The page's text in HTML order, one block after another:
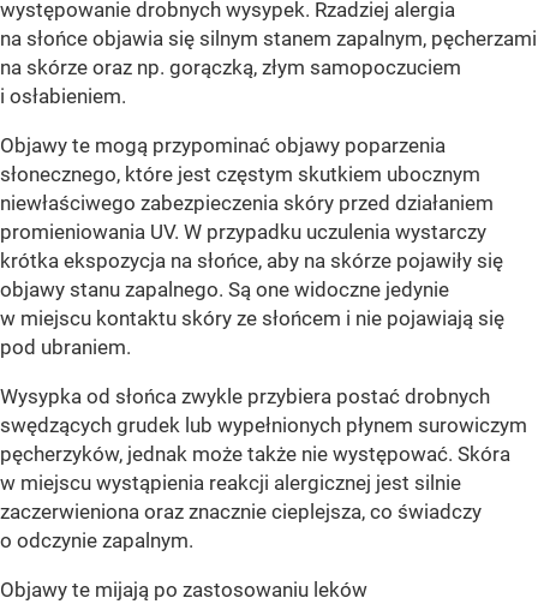
występowanie drobnych wysypek. Rzadziej alergia
na słońce objawia się silnym stanem zapalnym, pęcherzami
na skórze oraz np. gorączką, złym samopoczuciem
i osłabieniem.
Objawy te mogą przypominać objawy poparzenia
słonecznego, które jest częstym skutkiem ubocznym
niewłaściwego zabezpieczenia skóry przed działaniem
promieniowania UV. W przypadku uczulenia wystarczy
krótka ekspozycja na słońce, aby na skórze pojawiły się
objawy stanu zapalnego. Są one widoczne jedynie
w miejscu kontaktu skóry ze słońcem i nie pojawiają się
pod ubraniem.
Wysypka od słońca zwykle przybiera postać drobnych
swędzących grudek lub wypełnionych płynem surowiczym
pęcherzyków, jednak może także nie występować. Skóra
w miejscu wystąpienia reakcji alergicznej jest silnie
zaczerwieniona oraz znacznie cieplejsza, co świadczy
o odczynie zapalnym.
Objawy te mijają po zastosowaniu leków